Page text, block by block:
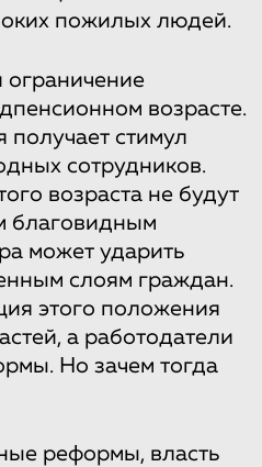
пожилых людей.
возрасте.
получает стимул
сотрудников.
возраста не будут
благовидным
может ударить
слоям граждан.
этого положения
а работодатели
Но зачем тогда
реформы, власть